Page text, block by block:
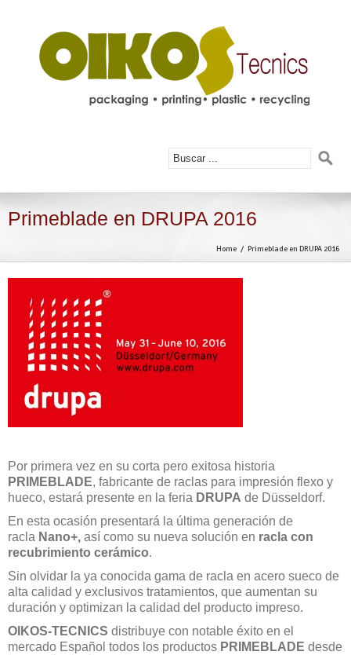
Primeblade en DRUPA 2016
Home Primeblade en DRUPA 2016
Por primera vez en su corta pero exitosa historia
PRIMEBLADE, fabricante de raclas para impresión flexo y
hueco, estará presente en la feria DRUPA de Düsseldorf.
En esta ocasión presentará la última generación de
racla Nano+, así como su nueva solución en racla con
recubrimiento cerámico.
Sin olvidar la ya conocida gama de racla en acero sueco de
alta calidad y exclusivos tratamientos, que aumentan su
duración y optimizan la calidad del producto impreso.
OIKOS-TECNICS distribuye con notable éxito en el
mercado Español todos los productos PRIMEBLADE desde